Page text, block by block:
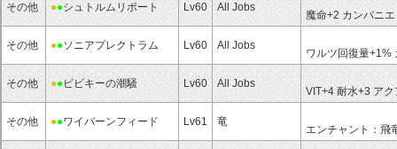
その他 ●●シュトルムリポート Lv60 All Jobs
魔命+2 カンパニ
その他 ●●ソニアプレクトラム Lv60 All Jobs
ワルツ回復量+1%
その他 ●●ビビキーの潮騒 Lv60 All Jobs
VIT+4 耐水+3 ア
その他 ●●ワイバーンフィード Lv61 竜
エンチャント： 飛